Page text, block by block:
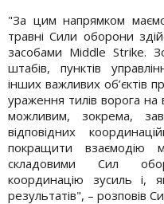
"За цим напрямком
травні Сили оборони
засобами Middle Strike.
штабів, пунктів
інших важливих об’єктів
ураження тилів ворога на
можливим, зокрема,
відповідних
покращити взаємодію
складовими Сил
координацію зусиль і,
результатів", – розповів